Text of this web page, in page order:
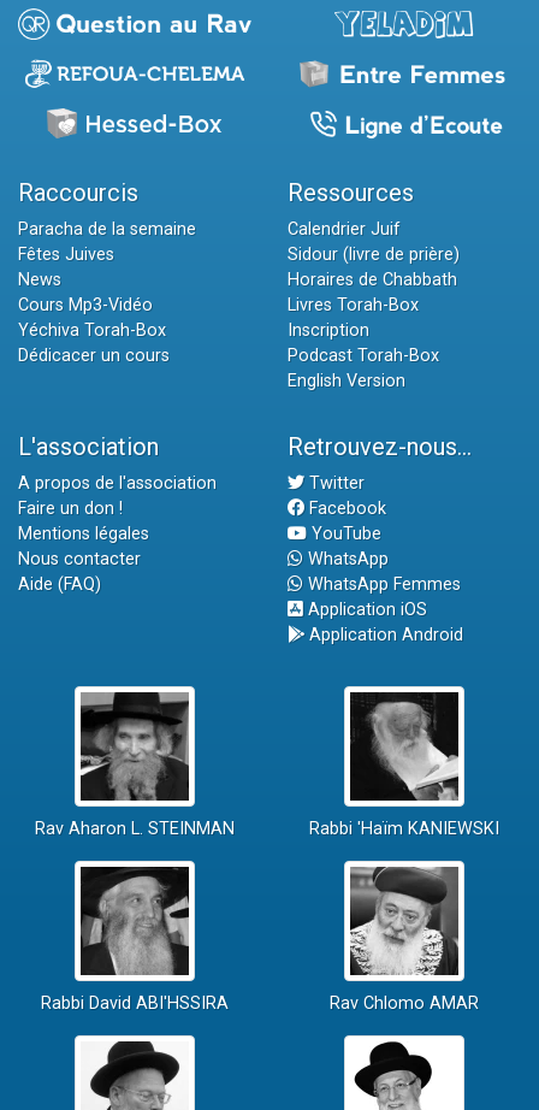
Raccourcis
Paracha de la semaine
Fêtes Juives
News
Cours Mp3-Vidéo
Yéchiva Torah-Box
Dédicacer un cours
Ressources
Calendrier Juif
Sidour (livre de prière)
Horaires de Chabbath
Livres Torah-Box
Inscription
Podcast Torah-Box
English Version
L'association
A propos de l'association
Faire un don !
Mentions légales
Nous contacter
Aide (FAQ)
Retrouvez-nous...
Twitter
Facebook
YouTube
WhatsApp
WhatsApp Femmes
Application iOS
Application Android
Rav Aharon L. STEINMAN Rabbi 'Haïm KANIEWSKI
Rabbi David ABI'HSSIRA Rav Chlomo AMAR